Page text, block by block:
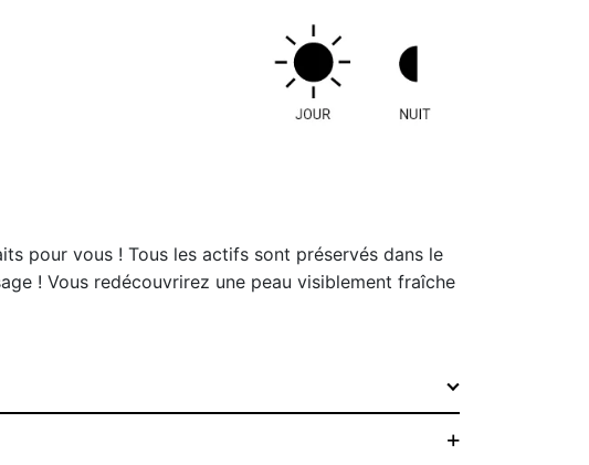
pour vous ! Tous les actifs sont préservés dans le
! Vous redécouvrirez une peau visiblement fraîche